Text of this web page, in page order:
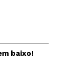
baixo!